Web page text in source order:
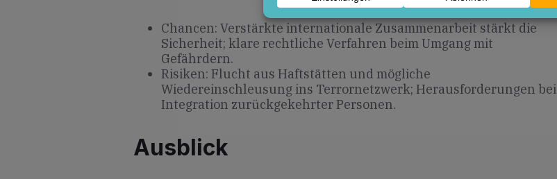
Chancen: Verstärkte internationale Zusammenarbeit stärkt die
Sicherheit; klare rechtliche Verfahren beim Umgang mit
Gefährdern.
Risiken: Flucht aus Haftstätten und mögliche
Wiedereinschleusung ins Terrornetzwerk; Herausforderungen bei
Integration zurückgekehrter Personen.
Ausblick